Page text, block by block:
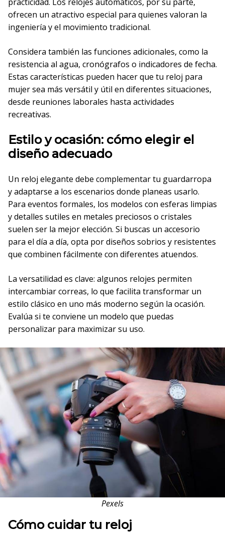
ofrecen un atractivo especial para quienes valoran la
ingeniería y el movimiento tradicional.
Considera también las funciones adicionales, como la
resistencia al agua, cronógrafos o indicadores de fecha.
Estas características pueden hacer que tu reloj para
mujer sea más versátil y útil en diferentes situaciones,
desde reuniones laborales hasta actividades
recreativas.
Estilo y ocasión: cómo elegir el
diseño adecuado
Un reloj elegante debe complementar tu guardarropa
y adaptarse a los escenarios donde planeas usarlo.
Para eventos formales, los modelos con esferas limpias
y detalles sutiles en metales preciosos o cristales
suelen ser la mejor elección. Si buscas un accesorio
para el día a día, opta por diseños sobrios y resistentes
que combinen fácilmente con diferentes atuendos.
La versatilidad es clave: algunos relojes permiten
intercambiar correas, lo que facilita transformar un
estilo clásico en uno más moderno según la ocasión.
Evalúa si te conviene un modelo que puedas
personalizar para maximizar su uso.
Pexels
Cómo cuidar tu reloj